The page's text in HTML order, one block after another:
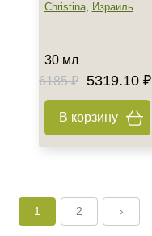
Christina, Израиль
30 мл
6185 ₽ 5319.10 ₽
В корзину
1 2 ›